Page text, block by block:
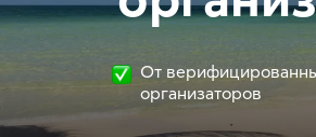
От
организаторов